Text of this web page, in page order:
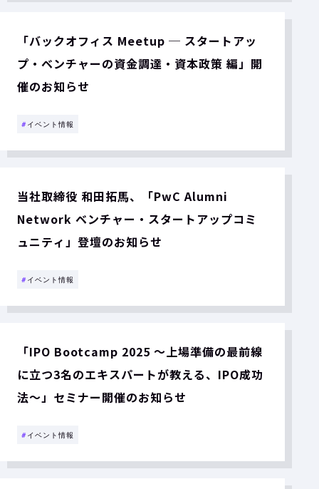
「バックオフィス Meetup ─ スタートアッ
プ・ベンチャーの資金調達・資本政策 編」開
催のお知らせ
# イベント情報
当社取締役 和田拓馬、「PwC Alumni
Network ベンチャー・スタートアップコミ
ュニティ」登壇のお知らせ
# イベント情報
「IPO Bootcamp 2025 ～上場準備の最前線
に立つ3名のエキスパートが教える、IPO成功
法～」セミナー開催のお知らせ
# イベント情報